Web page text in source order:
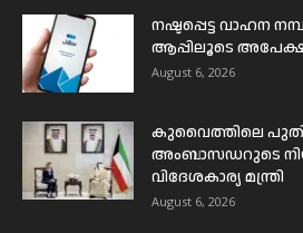
നഷ്ടപ്പെട്ട വാഹന
ആപ്പിലൂടെ
August 6, 2026
കുവൈത്തിലെ
അംബാസഡറുടെ
വിദേശകാര്യ മന്ത്രി
August 6, 2026